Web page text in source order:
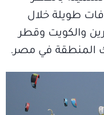
طويلة خلال
والكويت وقطر
المنطقة في مصر.